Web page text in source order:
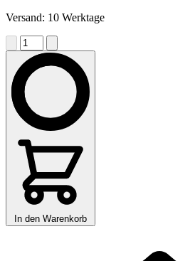
Versand: 10 Werktage
In den Warenkorb